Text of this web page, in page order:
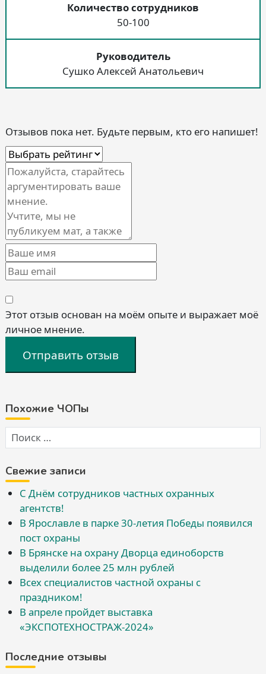
Количество сотрудников
50-100
Руководитель
Сушко Алексей Анатольевич
Отзывов пока нет. Будьте первым, кто его напишет!
Этот отзыв основан на моём опыте и выражает моё
личное мнение.
Отправить отзыв
Похожие ЧОПы
Свежие записи
С Днём сотрудников частных охранных
агентств!
В Ярославле в парке 30-летия Победы появился
пост охраны
В Брянске на охрану Дворца единоборств
выделили более 25 млн рублей
Всех специалистов частной охраны с
праздником!
В апреле пройдет выставка
«ЭКСПОТЕХНОСТРАЖ-2024»
Последние отзывы